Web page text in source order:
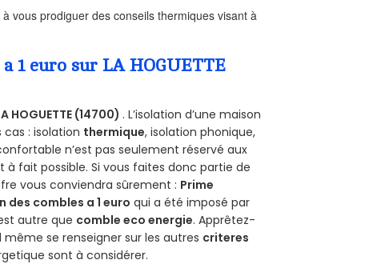
vous prodiguer des conseils thermiques visant à
1 euro sur LA HOGUETTE
HOGUETTE (14700) . L’isolation d’une maison
: isolation thermique, isolation phonique,
n’est pas seulement réservé aux
à fait possible. Si vous faites donc partie de
vous conviendra sûrement : Prime
combles a 1 euro qui a été imposé par
autre que comble eco energie. Apprêtez-
même se renseigner sur les autres criteres
sont à considérer.